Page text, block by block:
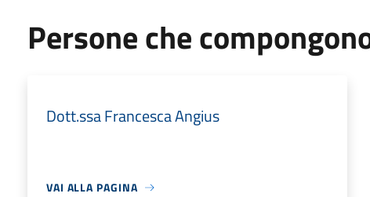
Persone che
Dott.ssa Francesca Angius
VAI ALLA PAGINA